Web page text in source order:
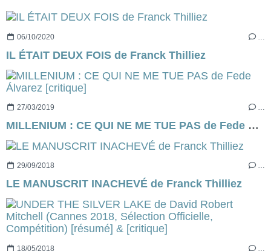
06/10/2020
IL ÉTAIT DEUX FOIS de Franck Thilliez
27/03/2019 …
MILLENIUM : CE QUI NE ME TUE PAS de Fede Álvarez [critique]
29/09/2018 …
LE MANUSCRIT INACHEVÉ de Franck Thilliez
18/05/2018 …